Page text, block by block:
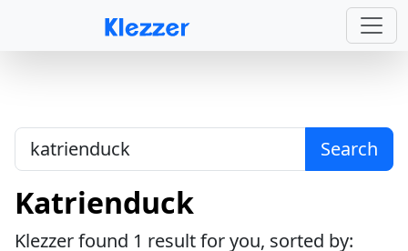
Search
Katrienduck
Klezzer found 1 result for you, sorted by: